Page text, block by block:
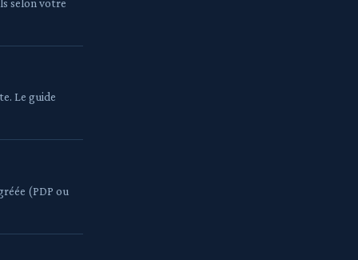
Le guide
(PDP ou